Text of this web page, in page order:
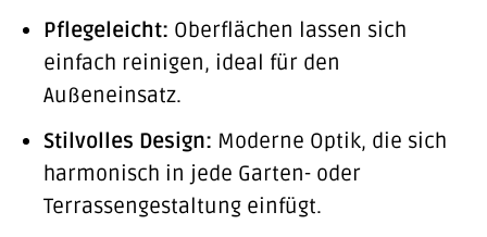
Pflegeleicht: Oberflächen lassen sich
einfach reinigen, ideal für den
Außeneinsatz.
Stilvolles Design: Moderne Optik, die sich
harmonisch in jede Garten- oder
Terrassengestaltung einfügt.